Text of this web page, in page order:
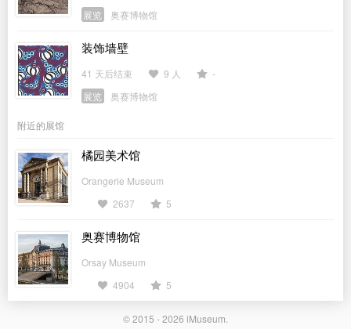
展览
奥赛博物馆
装饰墙壁
41 天后结束 9 人
-
展览
奥赛博物馆
附近的展馆
橘园美术馆
Orangerie Museum
2637
5
奥赛博物馆
Orsay Museum
4904
5
© 2015 - 2026 iMuseum